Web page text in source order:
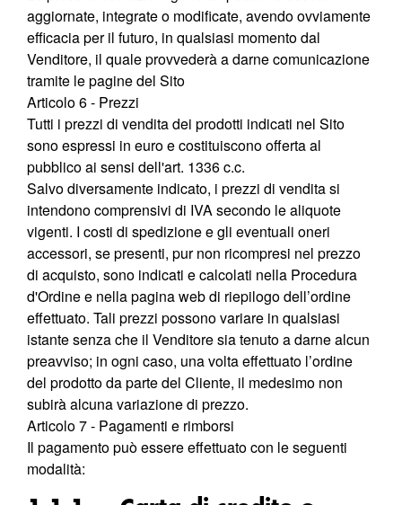
aggiornate, integrate o modificate, avendo ovviamente
efficacia per il futuro, in qualsiasi momento dal
Venditore, il quale provvederà a darne comunicazione
tramite le pagine del Sito
Articolo 6 - Prezzi
Tutti i prezzi di vendita dei prodotti indicati nel Sito
sono espressi in euro e costituiscono offerta al
pubblico ai sensi dell'art. 1336 c.c.
Salvo diversamente indicato, i prezzi di vendita si
intendono comprensivi di IVA secondo le aliquote
vigenti. I costi di spedizione e gli eventuali oneri
accessori, se presenti, pur non ricompresi nel prezzo
di acquisto, sono indicati e calcolati nella Procedura
d'Ordine e nella pagina web di riepilogo dell’ordine
effettuato. Tali prezzi possono variare in qualsiasi
istante senza che il Venditore sia tenuto a darne alcun
preavviso; in ogni caso, una volta effettuato l’ordine
del prodotto da parte del Cliente, il medesimo non
subirà alcuna variazione di prezzo.
Articolo 7 - Pagamenti e rimborsi
Il pagamento può essere effettuato con le seguenti
modalità: